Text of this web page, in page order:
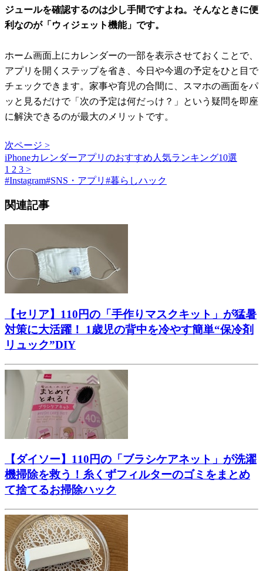
ジュールを確認するのは少し手間ですよね。そんなときに便
利なのが「ウィジェット機能」です。
ホーム画面上にカレンダーの一部を表示させておくことで、
アプリを開くステップを省き、今日や今週の予定をひと目で
チェックできます。家事や育児の合間に、スマホの画面をパ
ッと見るだけで「次の予定は何だっけ？」という疑問を即座
に解決できるのが最大のメリットです。
次ページ >
iPhoneカレンダーアプリのおすすめ人気ランキング10選
1 2 3 >
#Instagram#SNS・アプリ #暮らしハック
関連記事
【セリア】110円の「手作りマスクキット」が猛暑
対策に大活躍！ 1歳児の背中を冷やす簡単“保冷剤
リュック”DIY
【ダイソー】110円の「ブラシケアネット」が洗濯
機掃除を救う！糸くずフィルターのゴミをまとめ
て捨てるお掃除ハック